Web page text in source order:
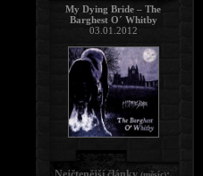
My Dying Bride – The
Barghest O´ Whitby
03.01.2012